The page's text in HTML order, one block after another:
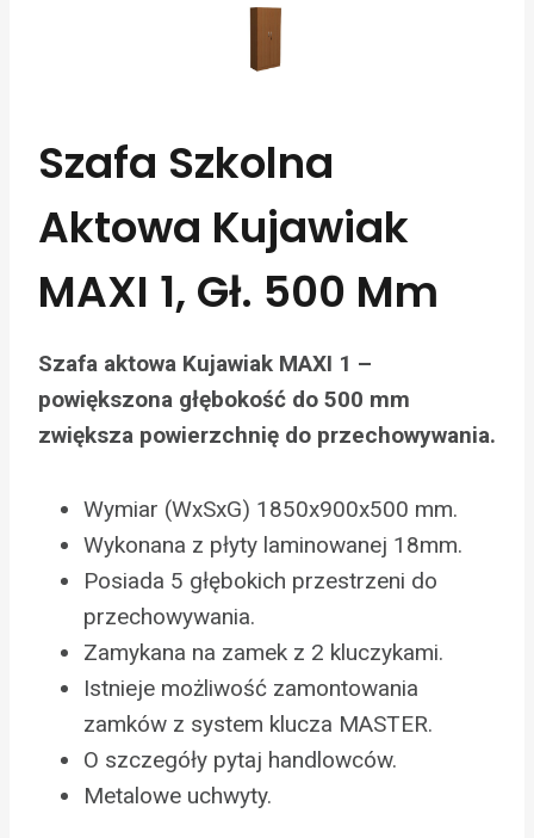
Szafa Szkolna
Aktowa Kujawiak
MAXI 1, Gł. 500 Mm
Szafa aktowa Kujawiak MAXI 1 –
powiększona głębokość do 500 mm
zwiększa powierzchnię do przechowywania.
Wymiar (WxSxG) 1850x900x500 mm.
Wykonana z płyty laminowanej 18mm.
Posiada 5 głębokich przestrzeni do
przechowywania.
Zamykana na zamek z 2 kluczykami.
Istnieje możliwość zamontowania
zamków z system klucza MASTER.
O szczegóły pytaj handlowców.
Metalowe uchwyty.